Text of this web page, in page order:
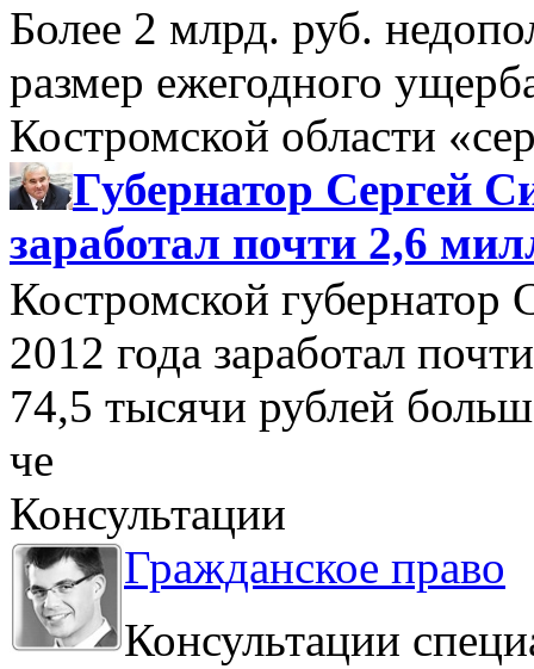
Более 2 млрд. руб.
размер ежегодного
Костромской области
Губернатор Сергей
заработал почти 2,6
Костромской губернатор
2012 года заработал
74,5 тысячи рублей
че
Консультации
Гражданское право
Консультации